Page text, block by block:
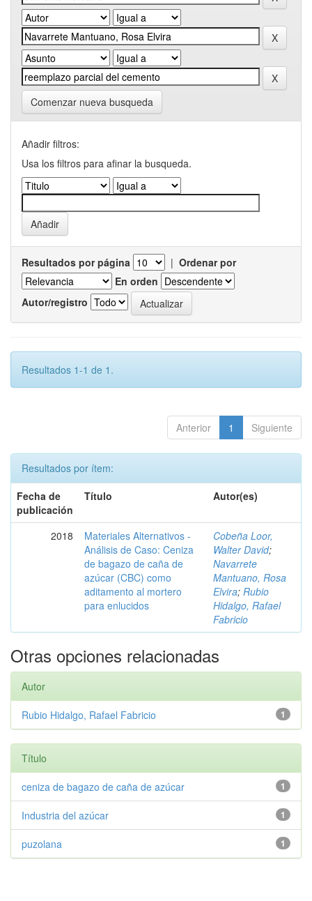
Comenzar nueva busqueda
Añadir filtros:
Usa los filtros para afinar la busqueda.
Resultados por página | Ordenar por
En orden
Autor/registro
Resultados 1-1 de 1.
Anterior 1 Siguiente
Resultados por ítem:
Fecha de
publicación
Título Autor(es)
2018
Materiales Alternativos -
Análisis de Caso: Ceniza
de bagazo de caña de
azúcar (CBC) como
aditamento al mortero
para enlucidos
Cobeña Loor,
Walter David;
Navarrete
Mantuano, Rosa
Elvira; Rubio
Hidalgo, Rafael
Fabricio
Otras opciones relacionadas
Autor
1
Rubio Hidalgo, Rafael Fabricio
Título
1
ceniza de bagazo de caña de azúcar
1
Industria del azúcar
1
puzolana